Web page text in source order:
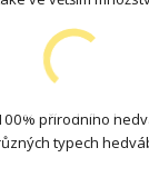
přírodního
typech